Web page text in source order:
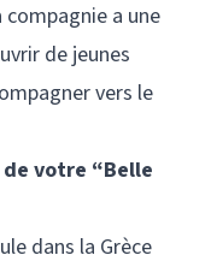
compagnie a une
de jeunes
vers le
de votre “Belle
dans la Grèce